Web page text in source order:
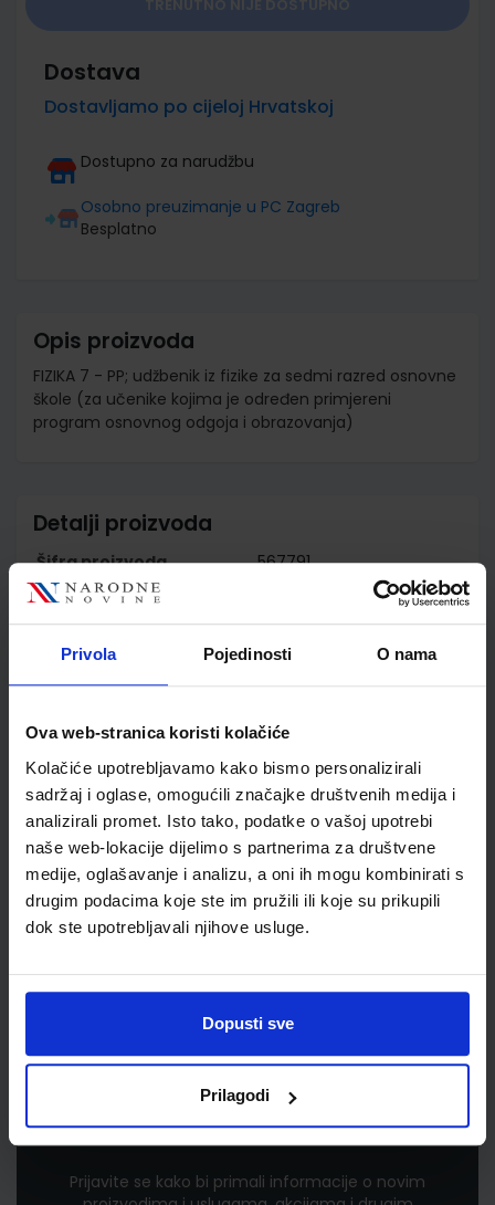
Privola Pojedinosti O nama
Ova web-stranica koristi kolačiće
Kolačiće upotrebljavamo kako bismo personalizirali
sadržaj i oglase, omogućili značajke društvenih medija i
analizirali promet. Isto tako, podatke o vašoj upotrebi
naše web-lokacije dijelimo s partnerima za društvene
medije, oglašavanje i analizu, a oni ih mogu kombinirati s
drugim podacima koje ste im pružili ili koje su prikupili
dok ste upotrebljavali njihove usluge.
Dopusti sve
Prilagodi
Dostava
Dostavljamo po cijeloj Hrvatskoj
Dostupno za narudžbu
Osobno preuzimanje u PC Zagreb
Besplatno
Opis proizvoda
FIZIKA 7 - PP; udžbenik iz fizike za sedmi razred osnovne
škole (za učenike kojima je određen primjereni
program osnovnog odgoja i obrazovanja)
Detalji proizvoda
Šifra proizvoda
567791
Jedinična mjera
Nakladnik
ALFA d.d.
Autor
Zumbulka Beštak -Kadić.
Školski razred
07 7.RAZRED OŠ
Vrsta školske knjige
UDŽBENIK
Vrsta škole
1 OSNOVNA
Nastavni predmet
FIZIKA PP
Reg br min
6495
Newsletter prijava
Prijavite se kako bi primali informacije o novim